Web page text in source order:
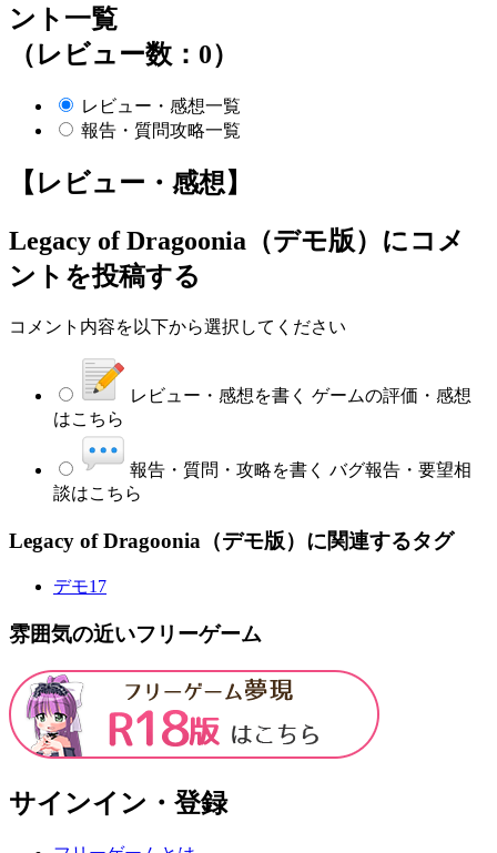
ント一覧
（レビュー数：0）
レビュー・感想一覧
報告・質問攻略一覧
【レビュー・感想】
Legacy of Dragoonia（デモ版） にコメ
ントを投稿する
コメント内容を以下から選択してください
レビュー・感想を書く ゲームの評価・感想
はこちら
報告・質問・攻略を書く バグ報告・要望相
談はこちら
Legacy of Dragoonia（デモ版）に関連するタグ
デモ17
雰囲気の近いフリーゲーム
サインイン・登録